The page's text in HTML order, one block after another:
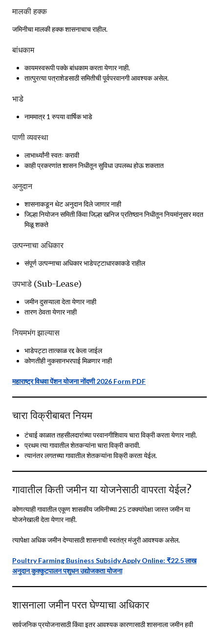
मालकी हक्क
जमिनीचा मालकी हक्क शासनाचाच राहील.
बांधकाम
कायमस्वरूपी पक्के बांधकाम करता येणार नाही.
तात्पुरत्या पत्राशेडसाठी समितीची पूर्वपरवानगी आवश्यक असेल.
भाडे
नाममात्र 1 रुपया वार्षिक भाडे
पाणी व्यवस्था
लाभार्थ्यांनी स्वतः करावी
काही प्रकरणांत शासन निधीतून सुविधा उपलब्ध होऊ शकतात
अनुदान
शासनाकडून थेट अनुदान दिले जाणार नाही
जिल्हा नियोजन समिती किंवा जिल्हा खनिज प्रतिष्ठान निधीतून नियमांनुसार मदत
मिळू शकते
उत्पन्नाचा अधिकार
संपूर्ण उत्पन्नाचा अधिकार भाडेपट्टाधारकाकडे राहील
उपभाडे (Sub-Lease)
जमीन दुसऱ्याला देता येणार नाही
तारण ठेवता येणार नाही
नियमभंग झाल्यास
भाडेपट्टा तात्काळ रद्द केला जाईल
कोणतीही नुकसानभरपाई मिळणार नाही
महाराष्ट्र विधवा पेंशन योजना नोंदणी 2026 Form PDF
चारा विक्रीबाबत नियम
टंचाई काळात तहसीलदारांच्या परवानगीशिवाय चारा विक्री करता येणार नाही.
प्रथम त्या गावातील शेतकऱ्यांना चारा विक्री करावी.
त्यानंतर लगतच्या गावातील शेतकऱ्यांना विक्री करता येईल.
गावातील किती जमीन या योजनेसाठी वापरता येईल?
कोणत्याही गावातील एकूण शासकीय जमिनीच्या 25 टक्क्यांपेक्षा जास्त जमीन या
योजनेखाली देता येणार नाही.
त्यापेक्षा अधिक जमीन देण्यासाठी शासनाची स्वतंत्र मंजुरी आवश्यक असेल.
Poultry Farming Business Subsidy Apply Online: ₹22.5 लाख
अनुदान कुक्कुटपालन पशुधन उद्योजकता योजना
शासनाला जमीन परत घेण्याचा अधिकार
सार्वजनिक प्रयोजनासाठी किंवा इतर आवश्यक कारणासाठी शासनाला जमीन हवी